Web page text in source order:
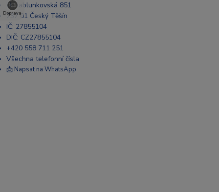
Doprava
Ul. Jablunkovská 851
737 01 Český Těšín
IČ: 27855104
DIČ: CZ27855104
+420 558 711 251
Všechna telefonní čísla
📩 Napsat na WhatsApp